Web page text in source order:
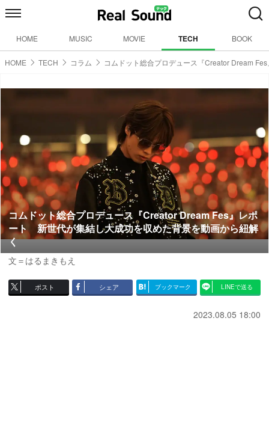
HOME MUSIC MOVIE TECH BOOK
HOME TECH コラム コムドット総合プロデュース『Creator Dream
コムドット総合プロデュース『Creator Dream Fes』レポ
ート 新世代が集結し大成功を収めた背景を動画から紐解
く
文＝はるまきもえ
ポスト シェア ブックマーク LINEで送る
2023.08.05 18:00